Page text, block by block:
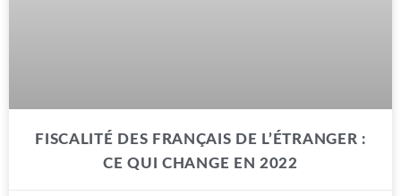
FISCALITÉ DES FRANÇAIS DE L’ÉTRANGER :
CE QUI CHANGE EN 2022